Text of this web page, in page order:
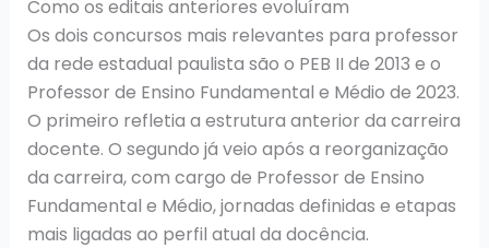
Como os editais anteriores evoluíram
Os dois concursos mais relevantes para professor
da rede estadual paulista são o PEB II de 2013 e o
Professor de Ensino Fundamental e Médio de 2023.
O primeiro refletia a estrutura anterior da carreira
docente. O segundo já veio após a reorganização
da carreira, com cargo de Professor de Ensino
Fundamental e Médio, jornadas definidas e etapas
mais ligadas ao perfil atual da docência.